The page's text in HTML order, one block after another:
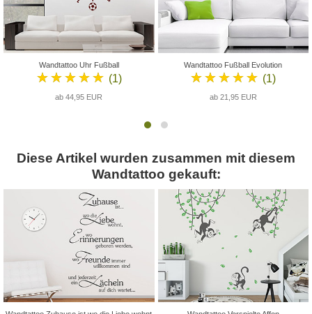
Wandtattoo Uhr Fußball
★★★★★ (1)
ab 44,95 EUR
Wandtattoo Fußball Evolution
★★★★★ (1)
ab 21,95 EUR
Diese Artikel wurden zusammen mit diesem
Wandtattoo gekauft: